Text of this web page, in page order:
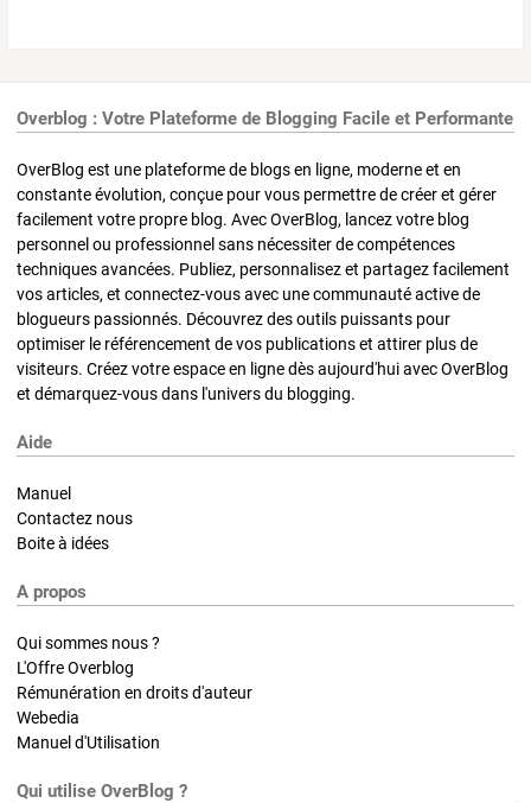
Overblog : Votre Plateforme de Blogging Facile et Performante
OverBlog est une plateforme de blogs en ligne, moderne et en
constante évolution, conçue pour vous permettre de créer et gérer
facilement votre propre blog. Avec OverBlog, lancez votre blog
personnel ou professionnel sans nécessiter de compétences
techniques avancées. Publiez, personnalisez et partagez facilement
vos articles, et connectez-vous avec une communauté active de
blogueurs passionnés. Découvrez des outils puissants pour
optimiser le référencement de vos publications et attirer plus de
visiteurs. Créez votre espace en ligne dès aujourd'hui avec OverBlog
et démarquez-vous dans l'univers du blogging.
Aide
Manuel
Contactez nous
Boite à idées
A propos
Qui sommes nous ?
L'Offre Overblog
Rémunération en droits d'auteur
Webedia
Manuel d'Utilisation
Qui utilise OverBlog ?